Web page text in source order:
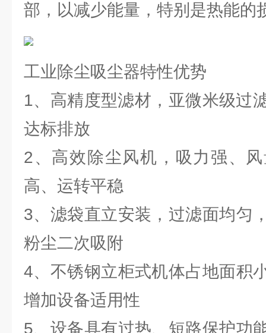
部，以减少能量，特别是热能的
工业除尘吸尘器特性优势
1、高精度型滤材，亚微米级过
达标排放
2、高效除尘风机，吸力强、
高、运转平稳
3、滤袋直立安装，过滤面均匀
粉尘二次吸附
4、不锈钢立柜式机体占地面积
增加设备适用性
5、设备具有过热、短路保护功